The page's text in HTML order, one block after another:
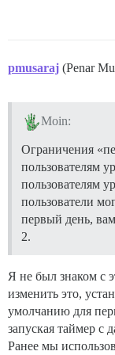
pmusaraj (Penar
Moin:
Ограничения
пользователям
пользователям
пользователи
первый день,
2.
Я не был знаком с
изменить это,
умолчанию для
запуская таймер с
Ранее мы